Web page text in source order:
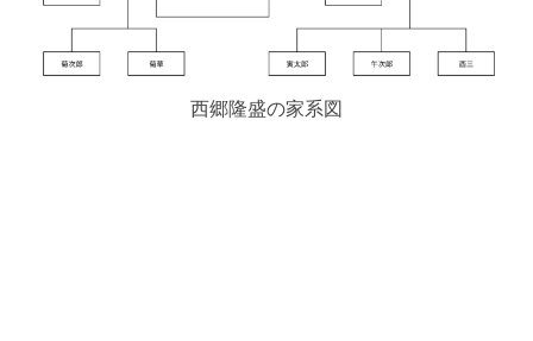
西郷隆盛の家系図